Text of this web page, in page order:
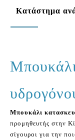
Κατάστημα
Μπουκάλι
προμηθευτής στην
σίγουροι για την